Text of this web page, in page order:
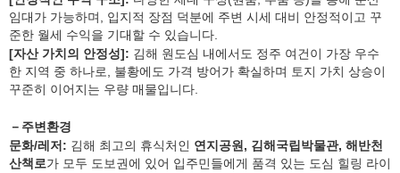
임대가 가능하며, 입지적 장점 덕분에 주변 시세 대비 안정적이고 꾸
준한 월세 수익을 기대할 수 있습니다.
[자산 가치의 안정성]: 김해 원도심 내에서도 정주 여건이 가장 우수
한 지역 중 하나로, 불황에도 가격 방어가 확실하며 토지 가치 상승이
꾸준히 이어지는 우량 매물입니다.
－주변환경
문화/레저: 김해 최고의 휴식처인 연지공원, 김해국립박물관, 해반천
산책로가 모두 도보권에 있어 입주민들에게 품격 있는 도심 힐링 라이